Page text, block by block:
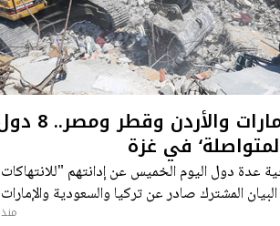
من بينها
في غزة
عدة دول ​اليوم الخميس عن إدانتهم "للانتهاكات
المشترك صادر عن ​تركيا والسعودية
منذ 3 ساعات